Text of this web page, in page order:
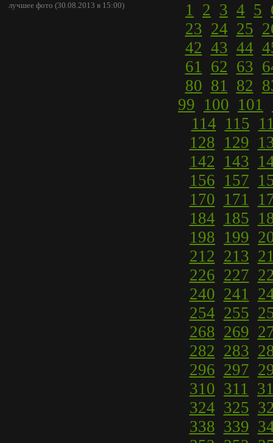
лучшее фото (30.08.2013 в 15:00) 1 2 3 4 5
23 24 25
42 43 44
61 62 63
80 81 82
99 100 101
114 115
128 129
142 143
156 157
170 171
184 185
198 199
212 213
226 227
240 241
254 255
268 269
282 283
296 297
310 311
324 325
338 339